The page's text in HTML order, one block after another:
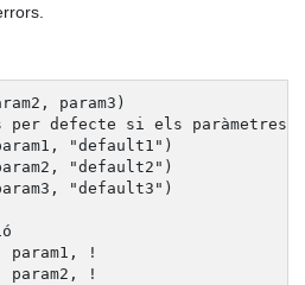
param3)
per defecte si els paràmetres
"default1")
"default2")
"default3")
param1, !
param2, !